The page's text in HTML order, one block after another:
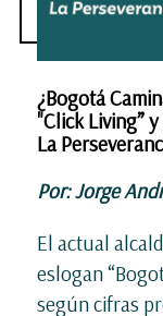
¿Bogotá
"Click Living”
La
Por: Jorge
El actual
eslogan
según cifras